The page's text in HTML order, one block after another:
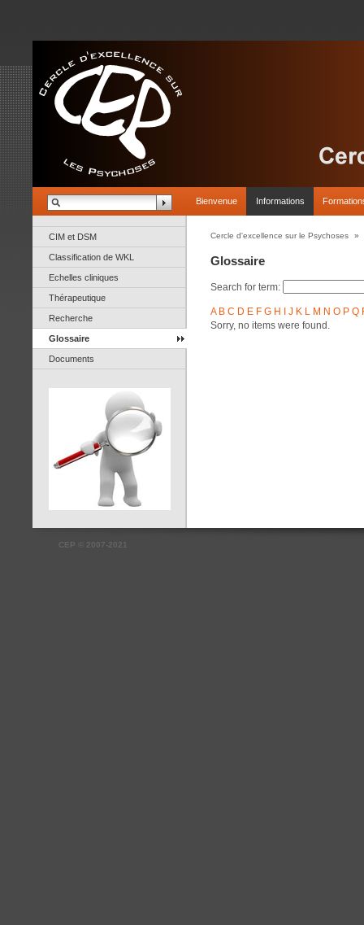
Bienvenue Informations
CIM et DSM
Classification de WKL
Echelles cliniques
Thérapeutique
Recherche
Glossaire
Documents
Cercle d'excellence sur le Psychoses »
Glossaire
Search for term:
A B C D E F G H I J K L M N O P Q
Sorry, no items were found.
CEP 2007-2021